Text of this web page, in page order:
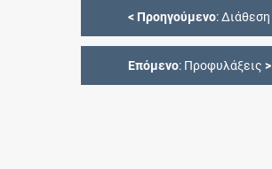
< Προηγούμενο: Διάθεση
Επόμενο: Προφυλάξεις >